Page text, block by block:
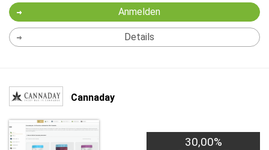
Anmelden
Details
Cannaday
30,00%